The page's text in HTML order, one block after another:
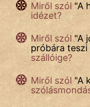
Szokás
Szóláscsoportok
Szóláskeveredés
Szólások
Miről szól "A
idézet?
Miről szól "A
próbára
szállóige?
Miről szól "A